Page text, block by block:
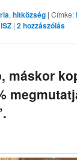
,hitközség |Címke:
|2hozzászólás
máskor